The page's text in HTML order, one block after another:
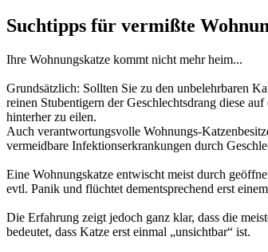
Suchtipps für vermißte
Ihre Wohnungskatze kommt nicht mehr heim...
Grundsätzlich: Sollten Sie zu den unbelehrbaren
reinen Stubentigern der Geschlechtsdrang diese
hinterher zu eilen.
Auch verantwortungsvolle Wohnungs-
vermeidbare Infektionserkrankungen durch
Eine Wohnungskatze entwischt meist durch
evtl. Panik und flüchtet dementsprechend erst
Die Erfahrung zeigt jedoch ganz klar, dass die
bedeutet, dass Katze erst einmal „unsichtbar“ ist.